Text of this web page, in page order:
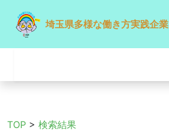
埼玉県多様な働き方実践企業
TOP > 検索結果